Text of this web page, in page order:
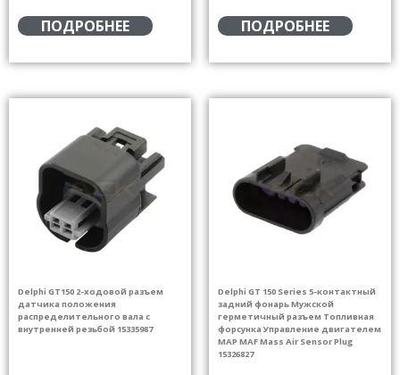
ПОДРОБНЕЕ ПОДРОБНЕЕ
Delphi GT150 2-ходовой разъем
датчика положения
распределительного вала с
внутренней резьбой 15335987
Delphi GT 150 Series 5-контактный
задний фонарь Мужской
герметичный разъем Топливная
форсунка Управление двигателем
MAP MAF Mass Air Sensor Plug
15326827